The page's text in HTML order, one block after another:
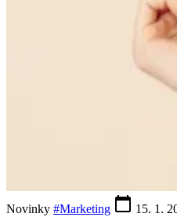
Novinky #Marketing calendar_today 15. 1.